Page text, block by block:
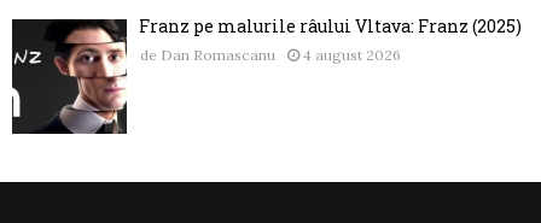
Franz pe malurile râului Vltava: Franz (2025)
de Dan Romascanu 4 august 2026